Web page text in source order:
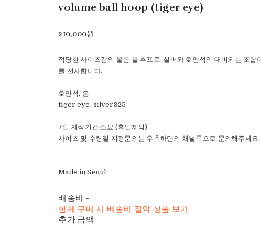
volume ball hoop (tiger eye)
210,000원
적당한 사이즈감의 볼륨 볼 후프로. 실버와 호안석의 대비되는 조합
를 선사합니다.
호안석, 은
tiger eye, silver925
7일 제작기간 소요 (휴일제외)
사이즈 및 수령일 지정문의는 우측하단의 채널톡으로 문의해주세요.
Made in Seoul
배송비 -
함께 구매 시 배송비 절약 상품 보기
추가 금액